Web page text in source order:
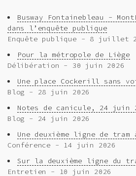
Busway Fontainebleau -
dans l’enquête publique
Enquête publique - 8 juillet
Pour la métropole de Liège
Délibération - 30 juin 2026
Une place Cockerill sans
Blog - 28 juin 2026
Notes de canicule, 24 juin
Blog - 24 juin 2026
Une deuxième ligne de tram
Conférence - 14 juin 2026
Sur la deuxième ligne du
Entretien - 10 juin 2026